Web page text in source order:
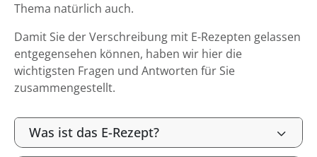
Thema natürlich auch.
Damit Sie der Verschreibung mit E-Rezepten gelassen
entgegensehen können, haben wir hier die
wichtigsten Fragen und Antworten für Sie
zusammengestellt.
Was ist das E-Rezept?